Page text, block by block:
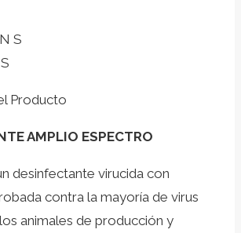
Producto
AMPLIO ESPECTRO
desinfectante virucida con
contra la mayoría de virus
animales de producción y